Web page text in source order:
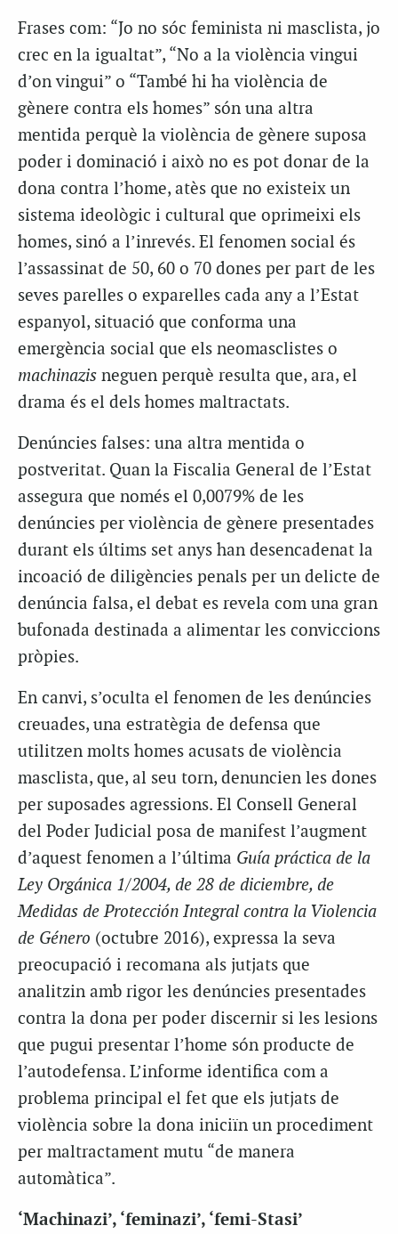
Frases com: “Jo no sóc feminista ni masclista, jo
crec en la igualtat”, “No a la violència vingui
d’on vingui” o “També hi ha violència de
gènere contra els homes” són una altra
mentida perquè la violència de gènere suposa
poder i dominació i això no es pot donar de la
dona contra l’home, atès que no existeix un
sistema ideològic i cultural que oprimeixi els
homes, sinó a l’inrevés. El fenomen social és
l’assassinat de 50, 60 o 70 dones per part de les
seves parelles o exparelles cada any a l’Estat
espanyol, situació que conforma una
emergència social que els neomasclistes o
machinazis neguen perquè resulta que, ara, el
drama és el dels homes maltractats.
Denúncies falses: una altra mentida o
postveritat. Quan la Fiscalia General de l’Estat
assegura que només el 0,0079% de les
denúncies per violència de gènere presentades
durant els últims set anys han desencadenat la
incoació de diligències penals per un delicte de
denúncia falsa, el debat es revela com una gran
bufonada destinada a alimentar les conviccions
pròpies.
En canvi, s’oculta el fenomen de les denúncies
creuades, una estratègia de defensa que
utilitzen molts homes acusats de violència
masclista, que, al seu torn, denuncien les dones
per suposades agressions. El Consell General
del Poder Judicial posa de manifest l’augment
d’aquest fenomen a l’última Guía práctica de la
Ley Orgánica 1/2004, de 28 de diciembre, de
Medidas de Protección Integral contra la Violencia
de Género (octubre 2016), expressa la seva
preocupació i recomana als jutjats que
analitzin amb rigor les denúncies presentades
contra la dona per poder discernir si les lesions
que pugui presentar l’home són producte de
l’autodefensa. L’informe identifica com a
problema principal el fet que els jutjats de
violència sobre la dona iniciïn un procediment
per maltractament mutu “de manera
automàtica”.
‘Machinazi’, ‘feminazi’, ‘femi-Stasi’